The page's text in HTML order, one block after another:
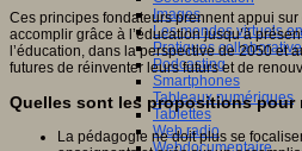
Images
Les mondes virtuels
Pratiques
Podcasting
Smartphones
Tableaux numériques
Tablettes
Web radio
Webdocumentaire
Ces principes fondateurs prennent appui
accomplir grâce à l’éducation jusqu’à
l’éducation, dans la perspective de 2050 et
futures de réinventer leurs futurs et de
Quelles sont les propositions pour
La pédagogie ne doit plus se